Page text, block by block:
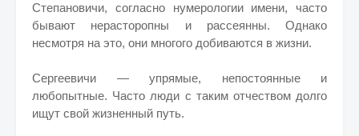
Степановичи, согласно нумерологии имени, часто
бывают нерасторопны и рассеянны. Однако
несмотря на это, они многого добиваются в жизни.
Сергеевичи — упрямые, непостоянные и
любопытные. Часто люди с таким отчеством долго
ищут свой жизненный путь.